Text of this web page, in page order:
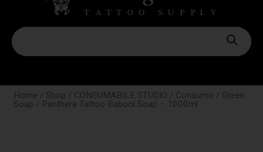
Home / Shop / CONSUMABILE STUDIO / Consumo / Green
Soap / Panthera Tattoo Babool Soap – 1000ml